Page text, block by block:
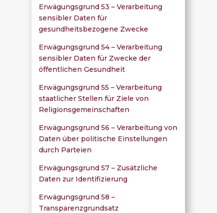
Erwägungsgrund 53 – Verarbeitung
sensibler Daten für
gesundheitsbezogene Zwecke
Erwägungsgrund 54 – Verarbeitung
sensibler Daten für Zwecke der
öffentlichen Gesundheit
Erwägungsgrund 55 – Verarbeitung
staatlicher Stellen für Ziele von
Religionsgemeinschaften
Erwägungsgrund 56 – Verarbeitung von
Daten über politische Einstellungen
durch Parteien
Erwägungsgrund 57 – Zusätzliche
Daten zur Identifizierung
Erwägungsgrund 58 –
Transparenzgrundsatz